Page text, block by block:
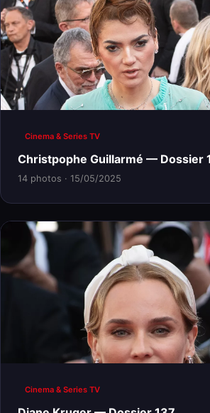
Cinema & Series TV
Christpophe Guillarmé — Dossier
14 photos · 15/05/2025
Cinema & Series TV